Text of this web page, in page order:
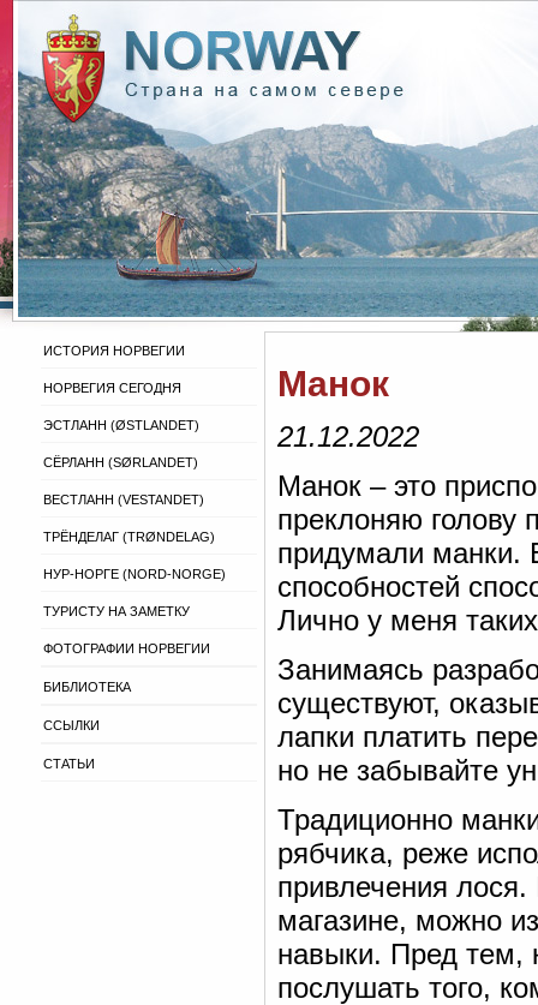
ИСТОРИЯ НОРВЕГИИ
НОРВЕГИЯ СЕГОДНЯ
ЭСТЛАНН (ØSTLANDET)
СЁРЛАНН (SØRLANDET)
ВЕСТЛАНН (VESTANDET)
ТРЁНДЕЛАГ (TRØNDELAG)
НУР-НОРГЕ (NORD-NORGE)
ТУРИСТУ НА ЗАМЕТКУ
ФОТОГРАФИИ НОРВЕГИИ
БИБЛИОТЕКА
ССЫЛКИ
СТАТЬИ
Манок
21.12.2022
Манок – это
преклоняю голову
придумали манки.
способностей
Лично у меня
Занимаясь
существуют,
лапки платить
но не забывайте
Традиционно
рябчика, реже
привлечения
магазине, можно
навыки. Пред тем,
послушать того,